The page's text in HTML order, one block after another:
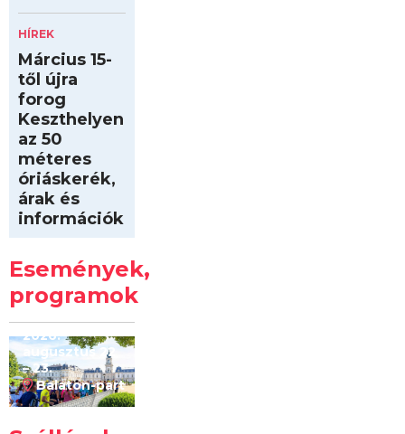
HÍREK
Március 15-
től újra
forog
Keszthelyen
az 50
méteres
óriáskerék,
árak és
információk
Események,
programok
Kilóméterek
2026
2026.
augusztus 22
– 23.
Balaton-part